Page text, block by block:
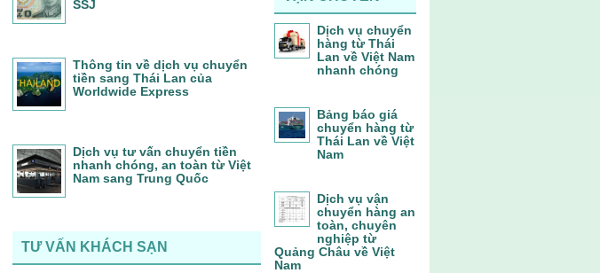
SSJ
Thông tin về dịch vụ chuyển
tiền sang Thái Lan của
Worldwide Express
Dịch vụ tư vấn chuyển tiền
nhanh chóng, an toàn từ Việt
Nam sang Trung Quốc
TƯ VẤN KHÁCH SẠN
Dịch vụ chuyển
hàng từ Thái
Lan về Việt Nam
nhanh chóng
Bảng báo giá
chuyển hàng từ
Thái Lan về Việt
Nam
Dịch vụ vận
chuyển hàng an
toàn, chuyên
nghiệp từ
Quảng Châu về Việt
Nam